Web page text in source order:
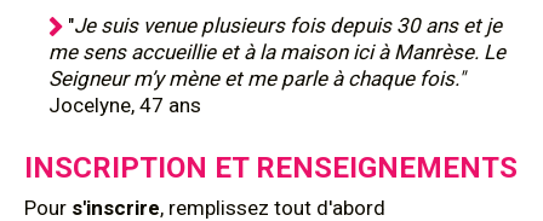
"Je suis venue plusieurs fois depuis 30 ans et je
me sens accueillie et à la maison ici à Manrèse. Le
Seigneur m’y mène et me parle à chaque fois."
Jocelyne, 47 ans
INSCRIPTION ET RENSEIGNEMENTS
Pour s'inscrire, remplissez tout d'abord